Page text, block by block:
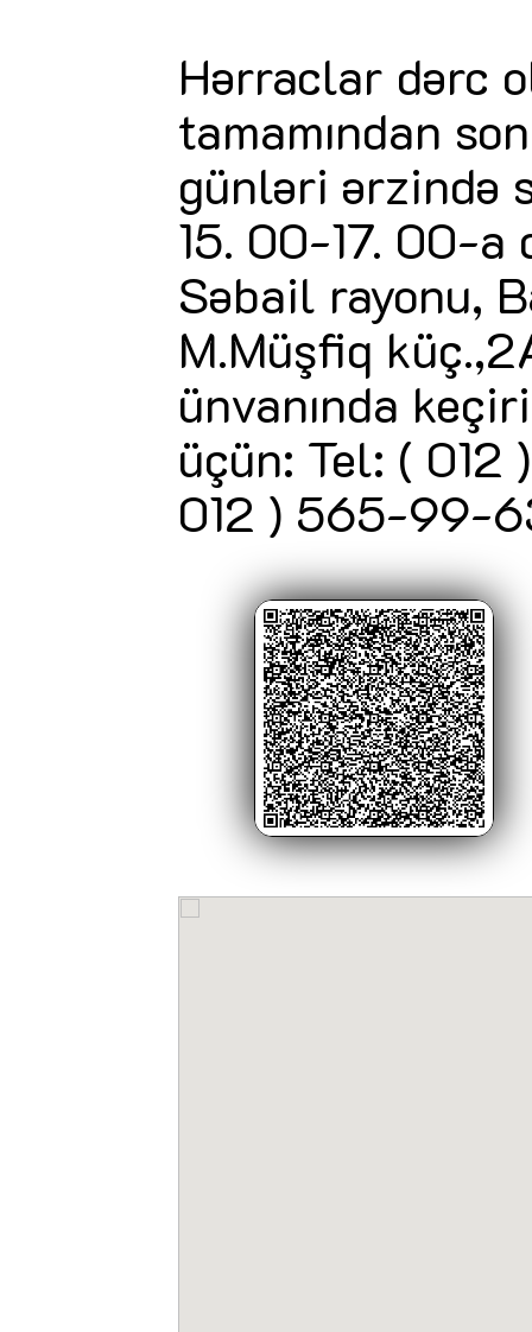
Hərraclar dərc
tamamından
günləri ərzində
15. 00-17. 00-a
Səbail rayonu,
M.Müşfiq
ünvanında
üçün: Tel: (
012 ) 565-99-